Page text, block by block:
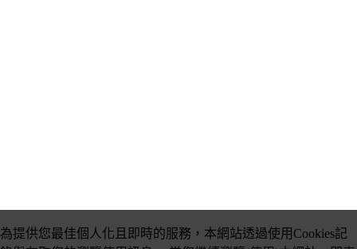
為提供您最佳個人化且即時的服務，本網站透過使用Cookies記